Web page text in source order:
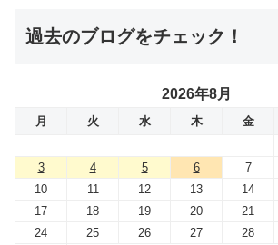
過去のブログをチェック！
2026年8月
月 火 水 木 金
3
4 5 6 7
10
11 12 13 14
17
18 19 20 21
24
25 26 27 28